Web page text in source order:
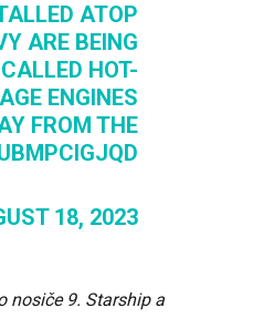
ATOP
ARE BEING
HOT-
ENGINES
FROM THE
18, 2023
nosiče 9. Starship a